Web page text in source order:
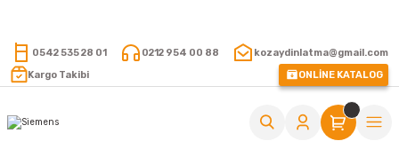
0542 535 28 01 0212 954 00 88
kozaydinlatma@gmail.com
Kargo Takibi
ONLİNE KATALOG